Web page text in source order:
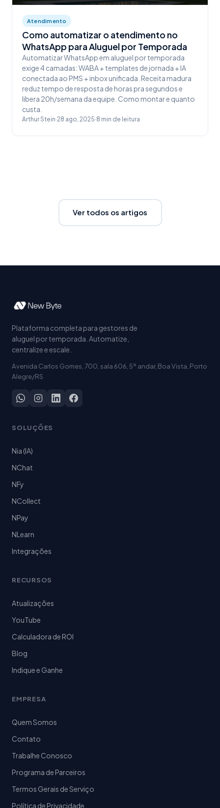
Atendimento
Como automatizar o atendimento no
WhatsApp para Aluguel por Temporada
Automatizar WhatsApp em aluguel por temporada
exige 4 camadas: WABA + templates de jornada + IA
conectada ao PMS + inbox unificada. Receita madura
reduz tempo de resposta de horas pra segundos e
libera 20h/semana da equipe. Como montar e quanto
custa.
Arthur Stein·28 ago, 2025·8 min de leitura
Ver todos os artigos
Plataforma completa para gestores de
aluguel por temporada. Automatize,
centralize e escale.
Avenida Carlos Gomes, 700, sala 606, 5º andar, Boa Vista, Porto
Alegre/RS
SOLUÇÕES
Nia (IA)
NChat
NFy
NCollect
NPay
NLearn
Integrações
RECURSOS
Atualizações
YouTube
Calculadora de ROI
Blog
Indique e Ganhe
EMPRESA
Quem Somos
Contato
Trabalhe Conosco
Programa de Parceiros
Termos Gerais de Serviço
Política de Privacidade